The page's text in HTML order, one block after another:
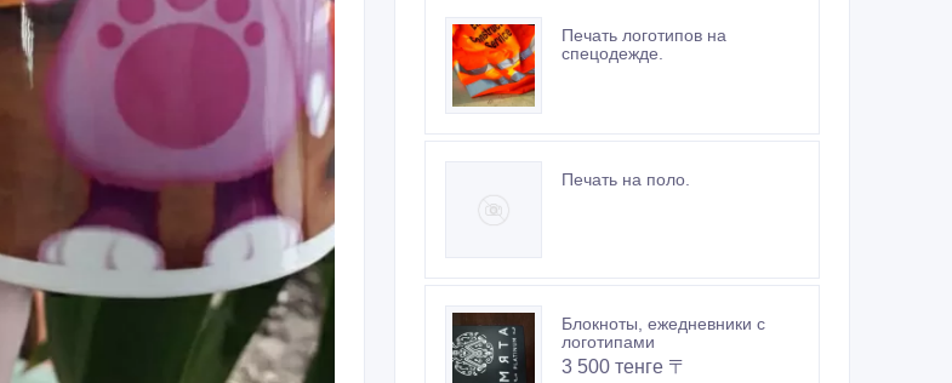
Печать логотипов на
спецодежде.
Печать на поло.
Блокноты, ежедневники с
логотипами
3 500 тенге 〒